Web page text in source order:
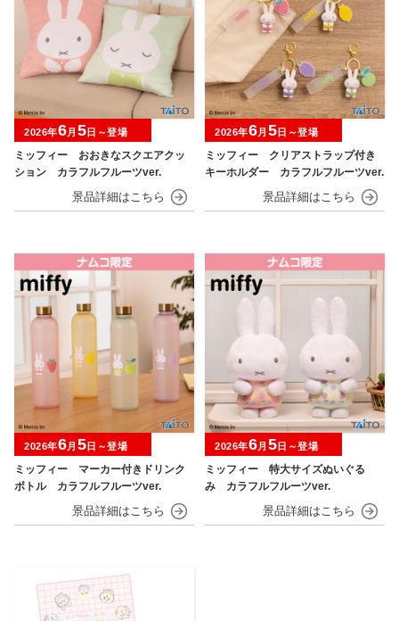
ミッフィー おおきなスクエアクッ
ション カラフルフルーツver.
2026年6月 5日～登場
ミッフィー クリアストラップ付き
キーホルダー カラフルフルーツver.
2026年6月 5日～登場
ミッフィー マーカー付きドリンク
ボトル カラフルフルーツver.
2026年6月 5日～登場
ミッフィー 特大サイズぬいぐる
み カラフルフルーツver.
2026年6月 5日～登場